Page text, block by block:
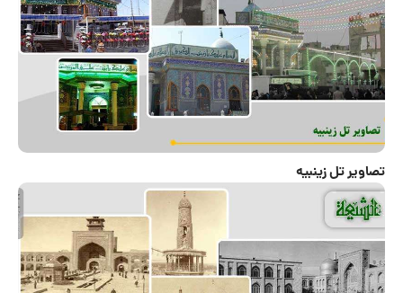
تصاویر تل زینبیه